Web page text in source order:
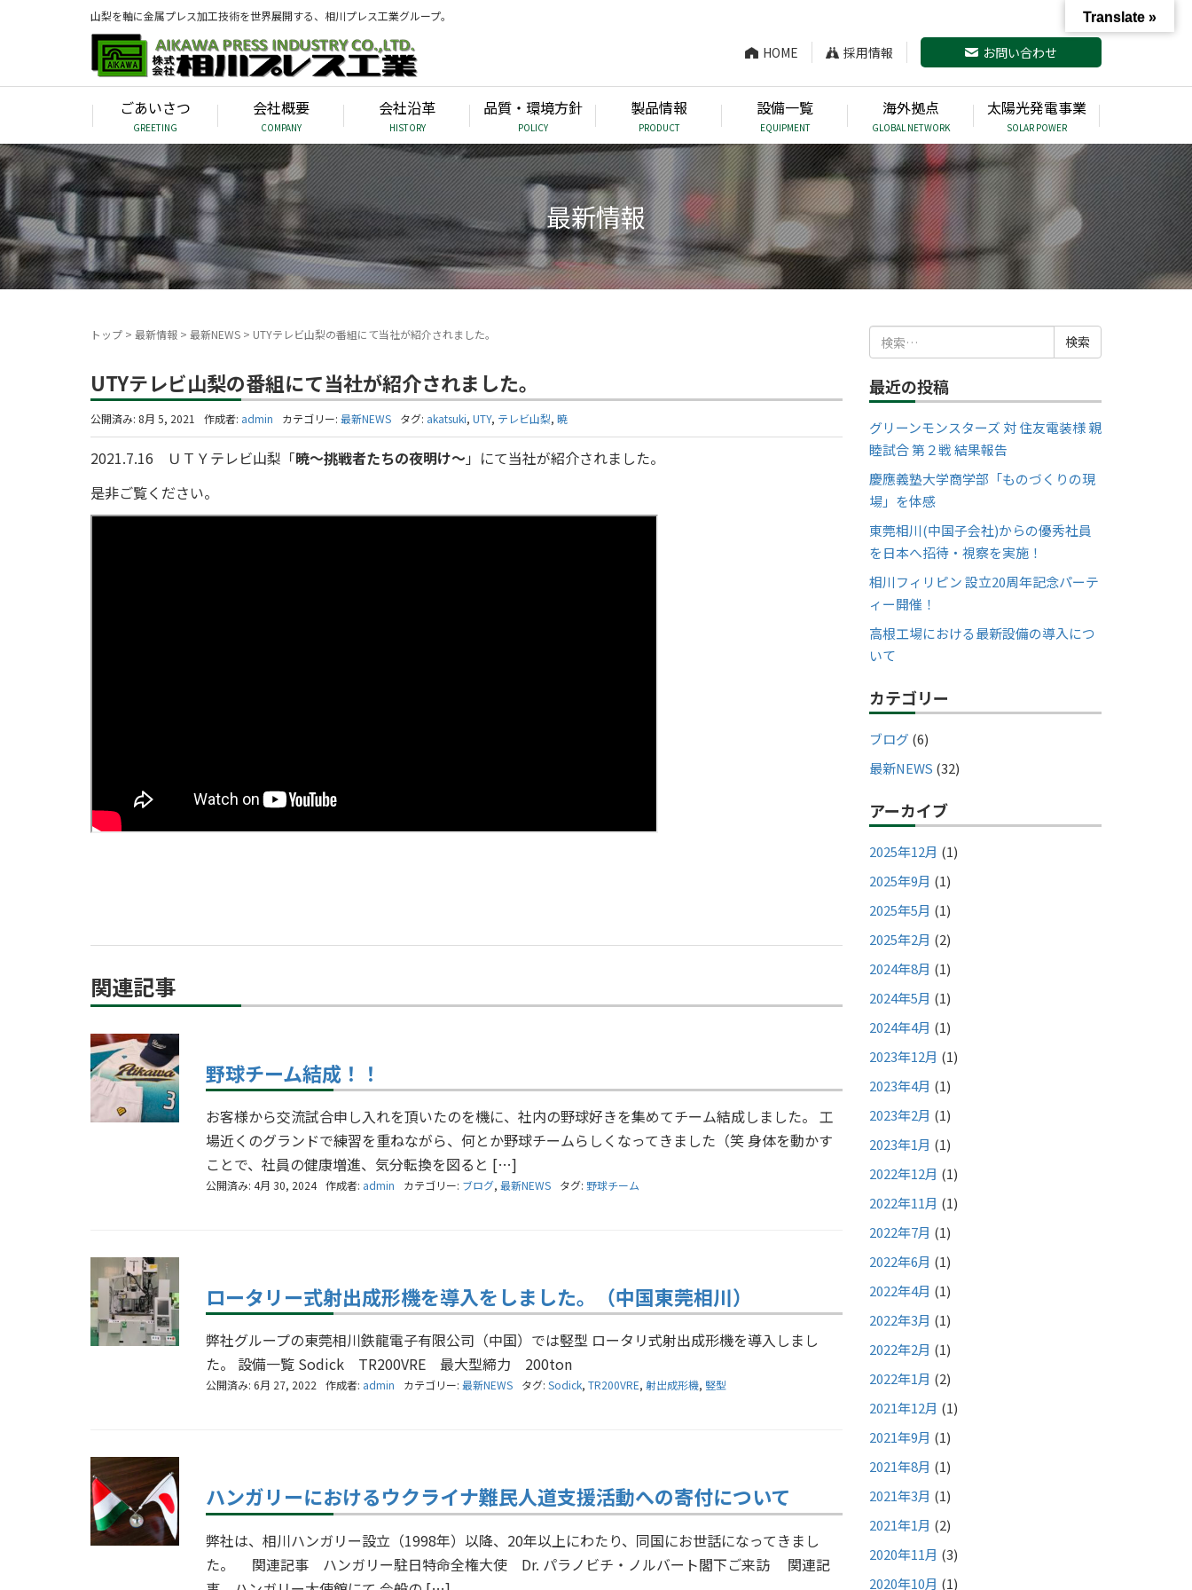
山梨を軸に金属プレス加工技術を世界展開する、相川プレス工業グループ。
HOME 採用情報 お問い合わせ
ごあいさつ
GREETING
会社概要
COMPANY
会社沿革
HISTORY
品質・環境方針
POLICY
製品情報
PRODUCT
設備一覧
EQUIPMENT
海外拠点
GLOBAL NETWORK
太陽光発電事業
SOLAR POWER
最新情報
トップ > 最新情報 > 最新NEWS > UTYテレビ山梨の番組にて当社が紹介されました。
UTYテレビ山梨の番組にて当社が紹介されました。
公開済み: 8月 5, 2021 作成者: admin カテゴリー: 最新NEWS タグ: akatsuki, UTY, テレビ山梨, 暁
2021.7.16 ＵＴＹテレビ山梨「暁～挑戦者たちの夜明け～」にて当社が紹介されました。
是非ご覧ください。
関連記事
野球チーム結成！！
お客様から交流試合申し入れを頂いたのを機に、社内の野球好きを集めてチーム結成しました。 工
場近くのグランドで練習を重ねながら、何とか野球チームらしくなってきました（笑 身体を動かす
ことで、社員の健康増進、気分転換を図ると […]
公開済み: 4月 30, 2024 作成者: admin カテゴリー: ブログ, 最新NEWS タグ: 野球チーム
ロータリー式射出成形機を導入をしました。（中国東莞相川）
弊社グループの東莞相川鉄龍電子有限公司（中国）では竪型 ロータリ式射出成形機を導入しまし
た。 設備一覧 Sodick TR200VRE 最大型締力 200ton
公開済み: 6月 27, 2022 作成者: admin カテゴリー: 最新NEWS タグ: Sodick, TR200VRE, 射出成形機, 竪型
ハンガリーにおけるウクライナ難民人道支援活動への寄付について
弊社は、相川ハンガリー設立（1998年）以降、20年以上にわたり、同国にお世話になってきまし
た。 関連記事 ハンガリー駐日特命全権大使 Dr. パラノビチ・ノルバート閣下ご来訪 関連記
索:
最近の投稿
グリーンモンスターズ 対 住友電装様 親
睦試合 第２戦 結果報告
慶應義塾大学商学部「ものづくりの現
場」を体感
東莞相川(中国子会社)からの優秀社員
を日本へ招待・視察を実施！
相川フィリピン 設立20周年記念パーテ
ィー開催！
高根工場における最新設備の導入につ
いて
カテゴリー
ブログ (6)
最新NEWS (32)
アーカイブ
2025年12月 (1)
2025年9月 (1)
2025年5月 (1)
2025年2月 (2)
2024年8月 (1)
2024年5月 (1)
2024年4月 (1)
2023年12月 (1)
2023年4月 (1)
2023年2月 (1)
2023年1月 (1)
2022年12月 (1)
2022年11月 (1)
2022年7月 (1)
2022年6月 (1)
2022年4月 (1)
2022年3月 (1)
2022年2月 (1)
2022年1月 (2)
2021年12月 (1)
2021年9月 (1)
2021年8月 (1)
2021年3月 (1)
2021年1月 (2)
2020年11月 (3)
2020年10月 (1)
Translate »